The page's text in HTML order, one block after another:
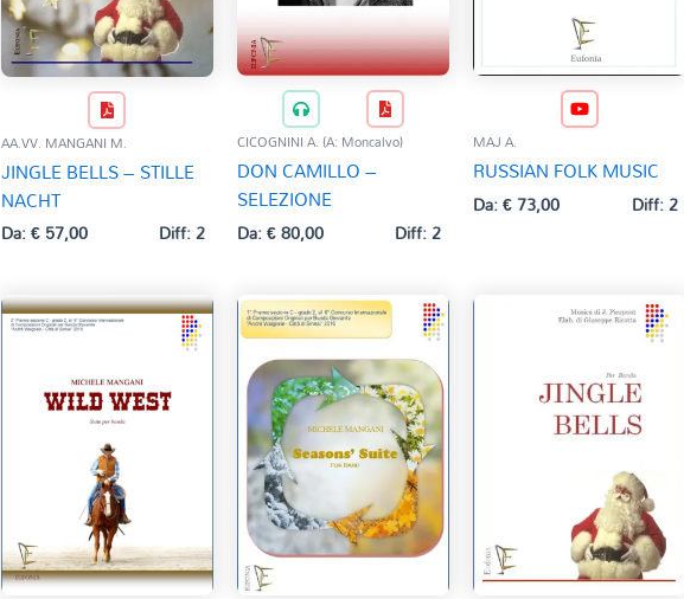
AA.VV. MANGANI M.
JINGLE BELLS – STILLE
NACHT
Da:€57,00 Diff: 2
CICOGNINI A. (A: Moncalvo)
DON CAMILLO –
SELEZIONE
Da:€80,00 Diff: 2
MAJ A.
RUSSIAN FOLK MUSIC
Da:€73,00 Diff: 2